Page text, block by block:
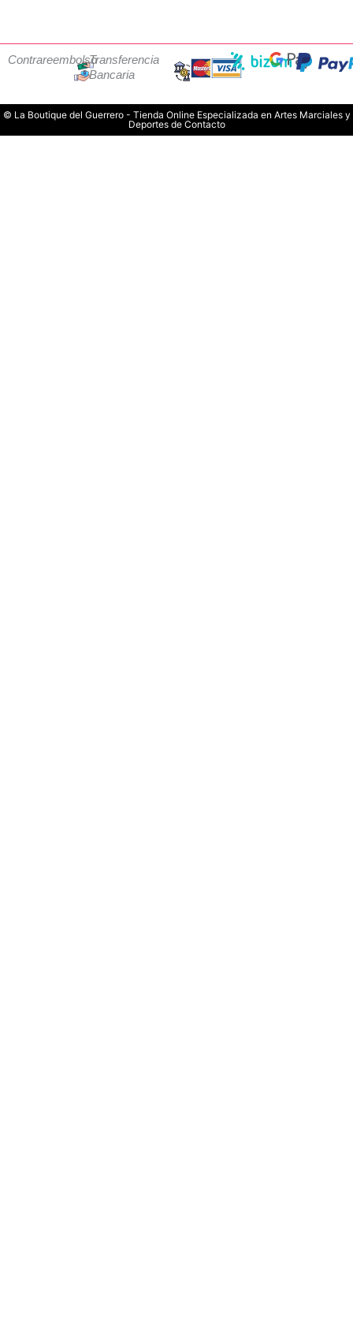
ContrareembolsoTransferencia
Bancaria
© La Boutique del Guerrero - Tienda Online Especializada en Artes Marciales y
Deportes de Contacto